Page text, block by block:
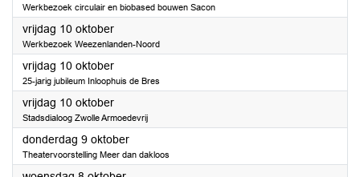
Werkbezoek circulair en biobased bouwen Sacon
vrijdag 10 oktober2025
Werkbezoek Weezenlanden-Noord
vrijdag 10 oktober2025
25-jarig jubileum Inloophuis de Bres
vrijdag 10 oktober2025
Stadsdialoog Zwolle Armoedevrij
donderdag 9 oktober2025
Theatervoorstelling Meer dan dakloos